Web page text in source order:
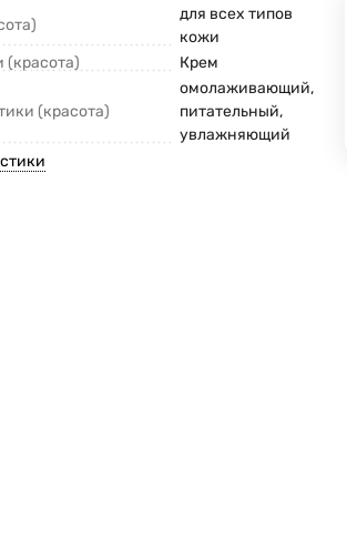
для всех типов
кожи
(красота)
Крем
(красота)
омолаживающий,
питательный,
увлажняющий